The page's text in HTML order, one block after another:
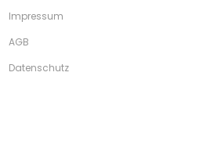
Impressum
AGB
Datenschutz